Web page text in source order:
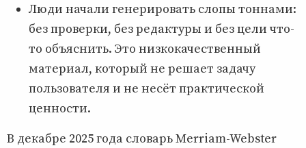
Люди начали генерировать слопы тоннами:
без проверки, без редактуры и без цели что-
то объяснить. Это низкокачественный
материал, который не решает задачу
пользователя и не несёт практической
ценности.
В декабре 2025 года словарь Merriam-Webster